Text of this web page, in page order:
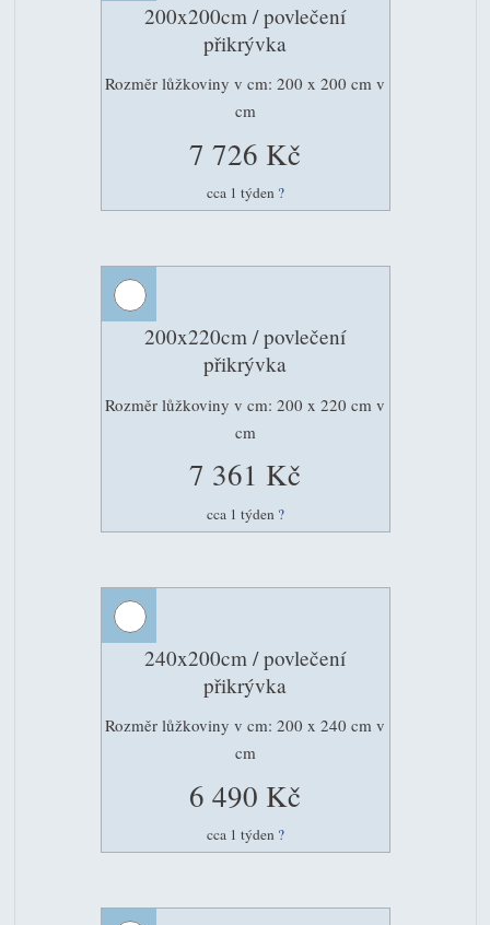
200x200cm / povlečení
přikrývka
Rozměr lůžkoviny v cm: 200 x 200 cm v
cm
7 726 Kč
cca 1 týden ?
200x220cm / povlečení
přikrývka
Rozměr lůžkoviny v cm: 200 x 220 cm v
cm
7 361 Kč
cca 1 týden ?
240x200cm / povlečení
přikrývka
Rozměr lůžkoviny v cm: 200 x 240 cm v
cm
6 490 Kč
cca 1 týden ?